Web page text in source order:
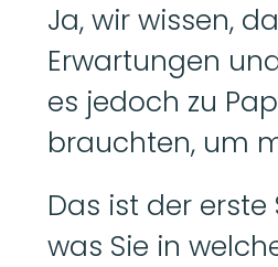
Ja, wir wissen,
Erwartungen
es jedoch zu
brauchten, um
Das ist der erste
was Sie in